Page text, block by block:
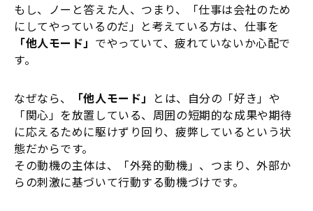
もし、ノーと答えた人、つまり、「仕事は会社のため
にしてやっているのだ」と考えている方は、仕事を
「他人モード」 でやっていて、疲れていないか心配で
す。
なぜなら、 「他人モード」 とは、自分の「好き」や
「関心」を放置している、周囲の短期的な成果や期待
に応えるために駆けずり回り、疲弊しているという状
態だからです。
その動機の主体は、「外発的動機」、つまり、外部か
らの刺激に基づいて行動する動機づけです。